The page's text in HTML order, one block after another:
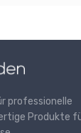
professionelle
Produkte